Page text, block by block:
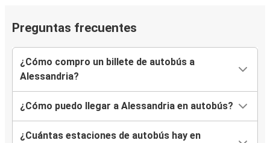
Preguntas frecuentes
¿Cómo compro un billete de autobús a
Alessandria?
¿Cómo puedo llegar a Alessandria en autobús?
¿Cuántas estaciones de autobús hay en